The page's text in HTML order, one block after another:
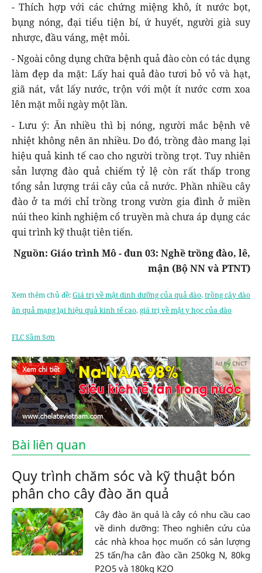
- Thích hợp với các chứng miệng khô, ít nước bọt,
bụng nóng, đại tiểu tiện bí, ứ huyết, người già suy
nhược, đầu váng, mệt mỏi.
- Ngoài công dụng chữa bệnh quả đào còn có tác dụng
làm đẹp da mặt: Lấy hai quả đào tươi bỏ vỏ và hạt,
giã nát, vắt lấy nước, trộn với một ít nước cơm xoa
lên mặt mỗi ngày một lần.
- Lưu ý: Ăn nhiều thì bị nóng, người mắc bệnh vê
nhiệt không nên ăn nhiều. Do đó, trồng đào mang lại
hiệu quả kinh tế cao cho người trồng trọt. Tuy nhiên
sản lượng đào quả chiếm tỷ lệ còn rất thấp trong
tổng sản lượng trái cây của cả nước. Phần nhiều cây
đào ở ta mới chỉ trồng trong vườn gia đình ở miền
núi theo kinh nghiệm cổ truyền mà chưa áp dụng các
qui trình kỹ thuật tiên tiến.
Nguồn: Giáo trình Mô - đun 03: Nghề trồng đào, lê,
mận (Bộ NN và PTNT)
Xem thêm chủ đề:Giá trị về mặt dinh dưỡng của quả đào,trồng cây đào
ăn quả mạng lại hiệu quả kinh tế cao,giá trị về mặt y học của đào
FLC Sầm Sơn
Ad by CNCT
Bài liên quan
Quy trình chăm sóc và kỹ thuật bón
phân cho cây đào ăn quả
Cây đào ăn quả là cây có nhu cầu cao
về dinh dưỡng: Theo nghiên cứu của
các nhà khoa học muốn có sản lượng
25 tấn/ha cân đào cần 250kg N, 80kg
P2O5 và 180kg K2O